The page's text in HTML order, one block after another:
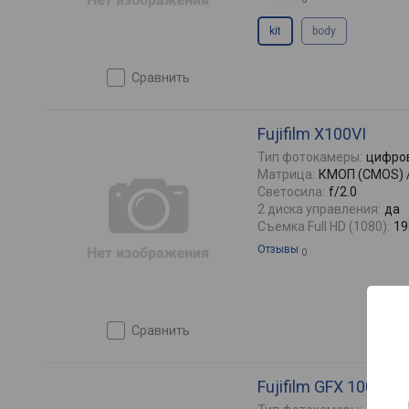
сравнить
kit body
сравнить
Fujifilm X100VI
Тип фотокамеры:
Матрица: КМОП (CMOS)
Светосила: f/2.0
2 диска управления: да
Съемка Full HD (1080):
Отзывы 0
Fujifilm GFX 100S II